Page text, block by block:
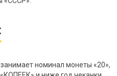
номинал монеты «20»,